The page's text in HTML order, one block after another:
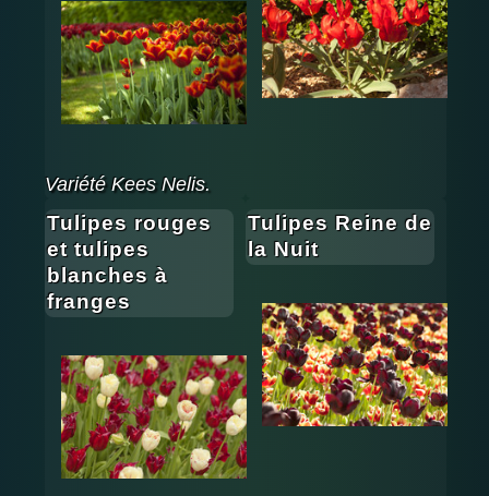
Variété Kees Nelis.
Tulipes rouges
et tulipes
blanches à
franges
Tulipes Reine de
la Nuit